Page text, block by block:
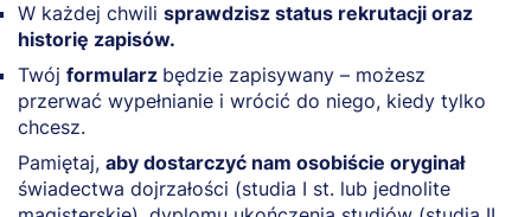
W każdej chwili sprawdzisz status rekrutacji oraz
historię zapisów.
Twój formularz będzie zapisywany – możesz
przerwać wypełnianie i wrócić do niego, kiedy tylko
chcesz.
Pamiętaj, aby dostarczyć nam osobiście oryginał
świadectwa dojrzałości (studia I st. lub jednolite